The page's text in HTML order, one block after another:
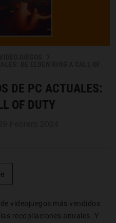
DE PC ACTUALES:
OF DUTY
videojuegos más vendidos
recopilaciones anuales. Y